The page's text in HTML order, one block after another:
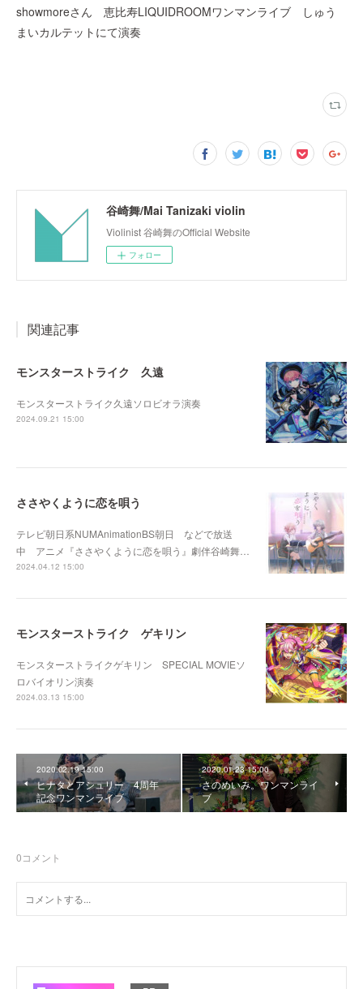
showmoreさん 恵比寿LIQUIDROOMワンマンライブ しゅう
まいカルテットにて演奏
谷崎舞/Mai Tanizaki violin
Violinist 谷崎舞のOfficial Website
フォロー
関連記事
モンスターストライク 久遠
モンスターストライク久遠ソロビオラ演奏
2024.09.21 15:00
ささやくように恋を唄う
テレビ朝日系NUMAnimationBS朝日 などで放送
中 アニメ『ささやくように恋を唄う』劇伴谷崎舞…
2024.04.12 15:00
モンスターストライク ゲキリン
モンスターストライクゲキリン SPECIAL MOVIEソ
ロバイオリン演奏
2024.03.13 15:00
2020.02.19 15:00
ヒナタとアシュリー 4周年
記念ワンマンライブ
2020.01.23 15:00
さのめいみ。ワンマンライ
ブ
0コメント